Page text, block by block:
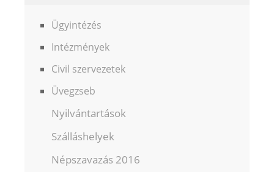
Ügyintézés
Intézmények
Civil szervezetek
Üvegzseb
Nyilvántartások
Szálláshelyek
Népszavazás 2016